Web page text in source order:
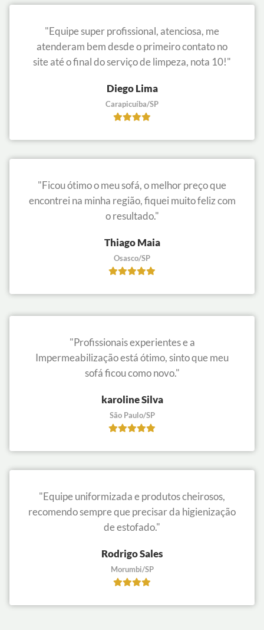
"Equipe super profissional, atenciosa, me
atenderam bem desde o primeiro contato no
site até o final do serviço de limpeza, nota 10!"
Diego Lima
Carapicuíba/SP
"Ficou ótimo o meu sofá, o melhor preço que
encontrei na minha região, fiquei muito feliz com
o resultado."
Thiago Maia
Osasco/SP
"Profissionais experientes e a
Impermeabilização está ótimo, sinto que meu
sofá ficou como novo."
karoline Silva
São Paulo/SP
"Equipe uniformizada e produtos cheirosos,
recomendo sempre que precisar da higienização
de estofado."
Rodrigo Sales
Morumbi/SP